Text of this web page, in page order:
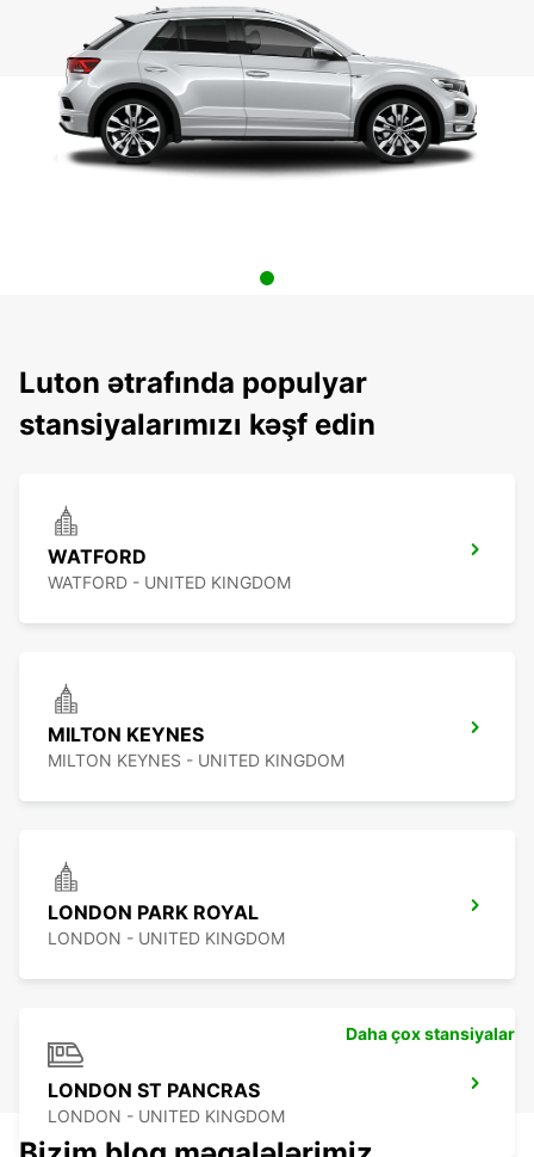
Luton ətrafında populyar
stansiyalarımızı kəşf edin
WATFORD
WATFORD - UNITED KINGDOM
MILTON KEYNES
MILTON KEYNES - UNITED KINGDOM
LONDON PARK ROYAL
LONDON - UNITED KINGDOM
LONDON ST PANCRAS
LONDON - UNITED KINGDOM
Daha çox stansiyalar